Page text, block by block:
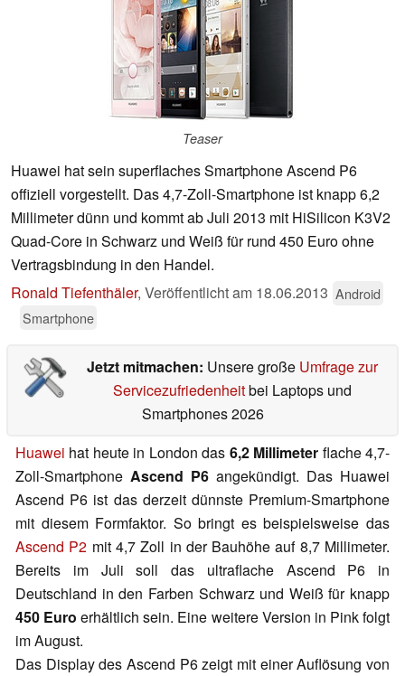
Teaser
Huawei hat sein superflaches Smartphone Ascend P6
offiziell vorgestellt. Das 4,7-Zoll-Smartphone ist knapp 6,2
Millimeter dünn und kommt ab Juli 2013 mit HiSilicon K3V2
Quad-Core in Schwarz und Weiß für rund 450 Euro ohne
Vertragsbindung in den Handel.
Ronald Tiefenthäler, Veröffentlicht am 18.06.2013 Android
Smartphone
Jetzt mitmachen: Unsere große Umfrage zur
Servicezufriedenheitbei Laptops und
Smartphones 2026
Huawei hat heute in London das 6,2 Millimeter flache 4,7-
Zoll-Smartphone Ascend P6 angekündigt. Das Huawei
Ascend P6 ist das derzeit dünnste Premium-Smartphone
mit diesem Formfaktor. So bringt es beispielsweise das
Ascend P2 mit 4,7 Zoll in der Bauhöhe auf 8,7 Millimeter.
Bereits im Juli soll das ultraflache Ascend P6 in
Deutschland in den Farben Schwarz und Weiß für knapp
450 Euro erhältlich sein. Eine weitere Version in Pink folgt
im August.
Das Display des Ascend P6 zeigt mit einer Auflösung von